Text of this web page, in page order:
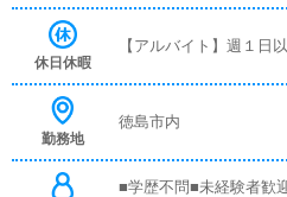
ので、未経験の方でも
は支給します。■清掃
休日休暇
【アルバイト】週１日
勤務地
徳島市内
■学歴不問■未経験者歓